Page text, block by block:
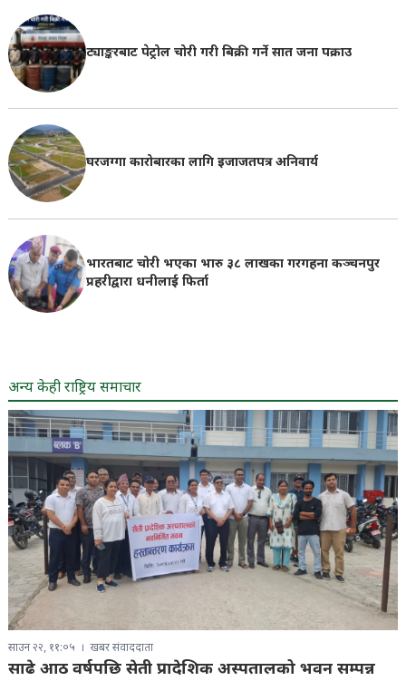
ट्याङ्करबाट पेट्रोल चोरी गरी बिक्री गर्ने सात जना पक्राउ
घरजग्गा कारोबारका लागि इजाजतपत्र अनिवार्य
भारतबाट चोरी भएका भारु ३८ लाखका गरगहना कञ्चनपुर
प्रहरीद्वारा धनीलाई फिर्ता
अन्य केही राष्ट्रिय समाचार
साउन २२, ११:०५ खबर संवाददाता
साढे आठ वर्षपछि सेती प्रादेशिक अस्पतालको भवन सम्पन्न